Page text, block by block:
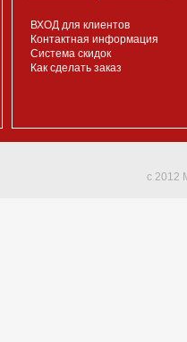
ВХОД для клиентов
Контактная информация
Система скидок
Как сделать заказ
c 2012